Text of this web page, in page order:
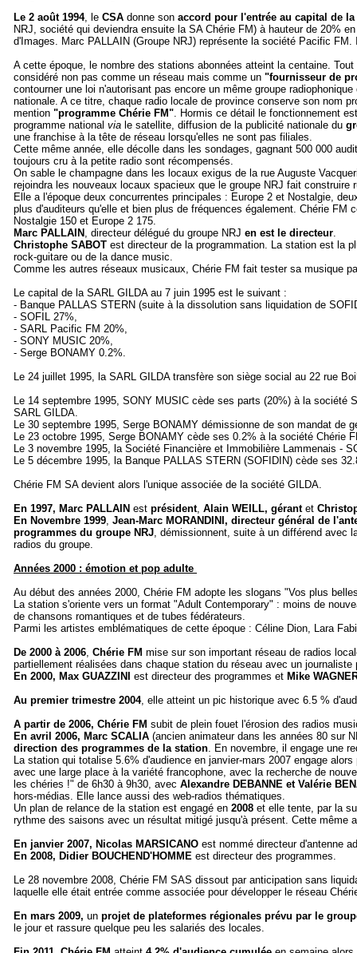
Le 2 août 1994, le CSA donne son accord pour l'entrée au capital de
NRJ, société qui deviendra ensuite la SA Chérie FM) à hauteur de 20%
d'Images. Marc PALLAIN (Groupe NRJ) représente la société Pacific FM.
A cette époque, le nombre des stations abonnées atteint la centaine.
considéré non pas comme un réseau mais comme un "fournisseur de
contourner une loi n'autorisant pas encore un même groupe
nationale. A ce titre, chaque radio locale de province conserve son nom
mention "programme Chérie FM". Hormis ce détail le fonctionnement
programme national via le satellite, diffusion de la publicité nationale du
une franchise à la tête de réseau lorsqu'elles ne sont pas filiales.
Cette même année, elle décolle dans les sondages, gagnant 500 000
toujours cru à la petite radio sont récompensés.
On sable le champagne dans les locaux exigus de la rue Auguste
rejoindra les nouveaux locaux spacieux que le groupe NRJ fait construire
Elle a l'époque deux concurrentes principales : Europe 2 et Nostalgie,
plus d'auditeurs qu'elle et bien plus de fréquences également. Chérie FM
Nostalgie 150 et Europe 2 175.
Marc PALLAIN , directeur délégué du groupe NRJ en est le directeur.
Christophe SABOT est directeur de la programmation. La station est la
rock-guitare ou de la dance music.
Comme les autres réseaux musicaux, Chérie FM fait tester sa musique
Le capital de la SARL GILDA au 7 juin 1995 est le suivant :
- Banque PALLAS STERN (suite à la dissolution sans liquidation de
- SOFIL 27%,
- SARL Pacific FM 20%,
- SONY MUSIC 20%,
- Serge BONAMY 0.2%.
Le 24 juillet 1995, la SARL GILDA transfère son siège social au 22 rue
Le 14 septembre 1995, SONY MUSIC cède ses parts (20%) à la société
SARL GILDA.
Le 30 septembre 1995, Serge BONAMY démissionne de son mandat de
Le 23 octobre 1995, Serge BONAMY cède ses 0.2% à la société Chérie
Le 3 novembre 1995, la Société Financière et Immobilière Lammenais -
Le 5 décembre 1995, la Banque PALLAS STERN (SOFIDIN) cède ses
Chérie FM SA devient alors l'unique associée de la société GILDA.
En 1997, Marc PALLAIN est président, Alain WEILL, gérantet
En Novembre 1999, Jean-Marc MORANDINI, directeur général de
programmes du groupe NRJ, démissionnent, suite à un différend avec
radios du groupe.
Années 2000 : émotion et pop adulte
Au début des années 2000, Chérie FM adopte les slogans "Vos plus
La station s'oriente vers un format "Adult Contemporary" : moins de
de chansons romantiques et de tubes fédérateurs.
Parmi les artistes emblématiques de cette époque : Céline Dion, Lara
De 2000 à 2006, Chérie FM mise sur son important réseau de radios
partiellement réalisées dans chaque station du réseau avec un
En 2000, Max GUAZZINI
est directeur des programmes et Mike
Au premier trimestre 2004, elle atteint un pic historique avec 6.5 %
A partir de 2006, Chérie FM subit de plein fouet l'érosion des radios
En avril 2006, Marc SCALIA (ancien animateur dans les années 80 sur
direction des programmes de la station. En novembre, il engage une
La station qui totalise 5.6% d'audience en janvier-mars 2007 engage
avec une large place à la variété francophone, avec la recherche de
les chéries !" de 6h30 à 9h30, avec Alexandre DEBANNE et Valérie
hors-médias. Elle lance aussi des web-radios thématiques.
Un plan de relance de la station est engagé en 2008 et elle tente, par la
rythme des saisons avec un résultat mitigé jusqu'à présent. Cette même
En janvier 2007, Nicolas MARSICANO est nommé directeur d'antenne
En 2008, Didier BOUCHEND'HOMME est directeur des programmes.
Le 28 novembre 2008, Chérie FM SAS dissout par anticipation sans
laquelle elle était entrée comme associée pour développer le réseau
En mars 2009, un projet de plateformes régionales prévu par le
le jour et rassure quelque peu les salariés des locales.